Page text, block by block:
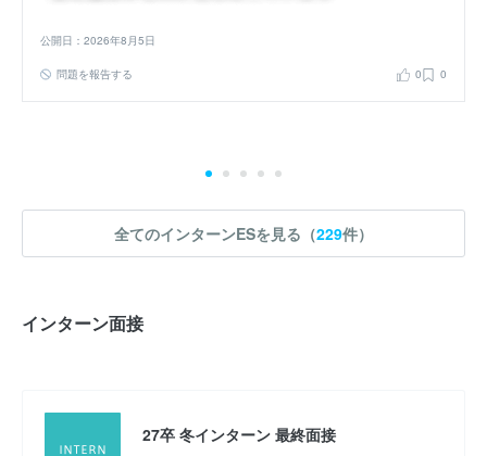
工場見学 / コース : 夏オープンカンパニー 技術系 研究職向けコース
/ 職種 : 技術系
参加学生の大学 :
か？ : はい
公開日：2026年8月5日
問題を報告する 0 0
全てのインターンESを見る（229件）
インターン面接
27卒 冬インターン 最終面接